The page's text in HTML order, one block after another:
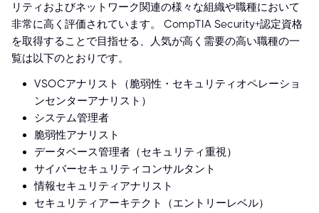
リティおよびネットワーク関連の様々な組織や職種において
非常に高く評価されています。 CompTIA Security+認定資格
を取得することで目指せる、人気が高く需要の高い職種の一
覧は以下のとおりです。
VSOCアナリスト（脆弱性・セキュリティオペレーショ
ンセンターアナリスト）
システム管理者
脆弱性アナリスト
データベース管理者（セキュリティ重視）
サイバーセキュリティコンサルタント
情報セキュリティアナリスト
セキュリティアーキテクト（エントリーレベル）